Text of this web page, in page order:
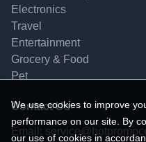
Electronics
Travel
Entertainment
Grocery & Food
Pet
Contact Us
Email:
We use cookies to improve
performance on our site. By
our use of cookies in